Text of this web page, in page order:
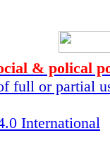
& polical
full or partial
International